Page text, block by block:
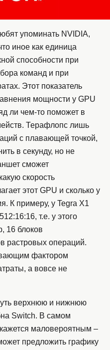
упоминать NVIDIA,
иное как единица
способности при
команд и при
Этот показатель
мощности у GPU
ли чем-то поможет в
Терафлопс лишь
с плавающей точкой,
в секунду, но не
сможет
скорость
этот GPU и сколько у
К примеру, у Tegra X1
т.е. у этого
16 блоков
растровых операций.
фактором
а вовсе не
верхнюю и нижнюю
Switch. В самом
маловероятным –
предложить графику